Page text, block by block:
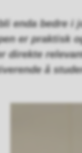
enda bedre i
er praktisk
direkte
å